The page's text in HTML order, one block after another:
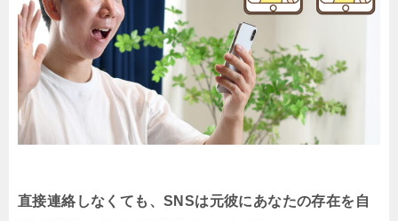
直接連絡しなくても、SNSは元彼にあなたの存在を自